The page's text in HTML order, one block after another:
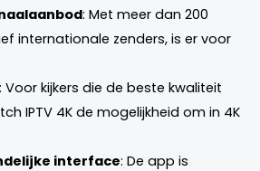
: Met meer dan 200
internationale zenders, is er voor
Voor kijkers die de beste kwaliteit
IPTV 4K de mogelijkheid om in 4K
interface: De app is